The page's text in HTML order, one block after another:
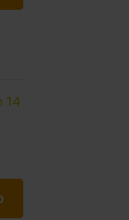
14